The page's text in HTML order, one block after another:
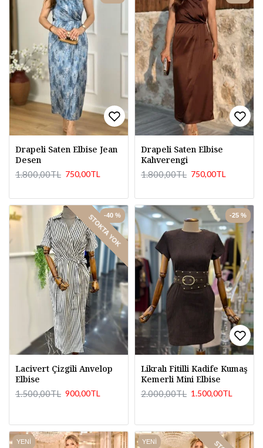
Drapeli Saten Elbise Jean
Desen
750,00TL
1.800,00TL
Drapeli Saten Elbise
Kahverengi
750,00TL
1.800,00TL
-40 %
STOKTA YOK
Lacivert Çizgili Anvelop
Elbise
900,00TL
1.500,00TL
-25 %
Likralı Fitilli Kadife Kumaş
Kemerli Mini Elbise
1.500,00TL
2.000,00TL
YENI YENI